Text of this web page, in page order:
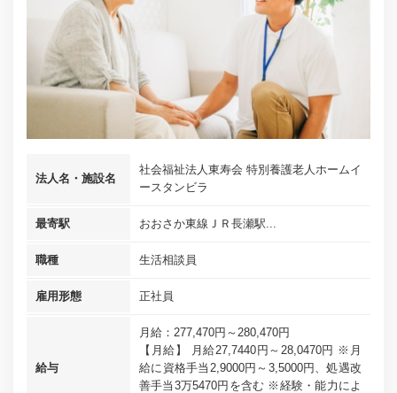
法人名・施設名
社会福祉法人東寿会 特別養護老人ホームイ
ースタンビラ
最寄駅 おおさか東線ＪＲ長瀬駅...
職種 生活相談員
雇用形態 正社員
給与
月給：277,470円～280,470円
【月給】 月給27,7440円～28,0470円 ※月
給に資格手当2,9000円～3,5000円、処遇改
善手当3万5470円を含む ※経験・能力によ